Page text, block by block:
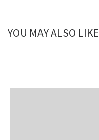
YOU MAY ALSO LIKE